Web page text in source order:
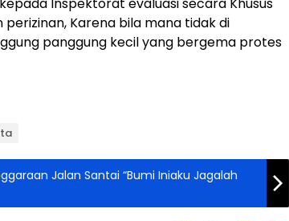
Karena bila mana tidak di
panggung kecil yang bergema protes
Jalan Santai “Bumi Iniaku Jagalah